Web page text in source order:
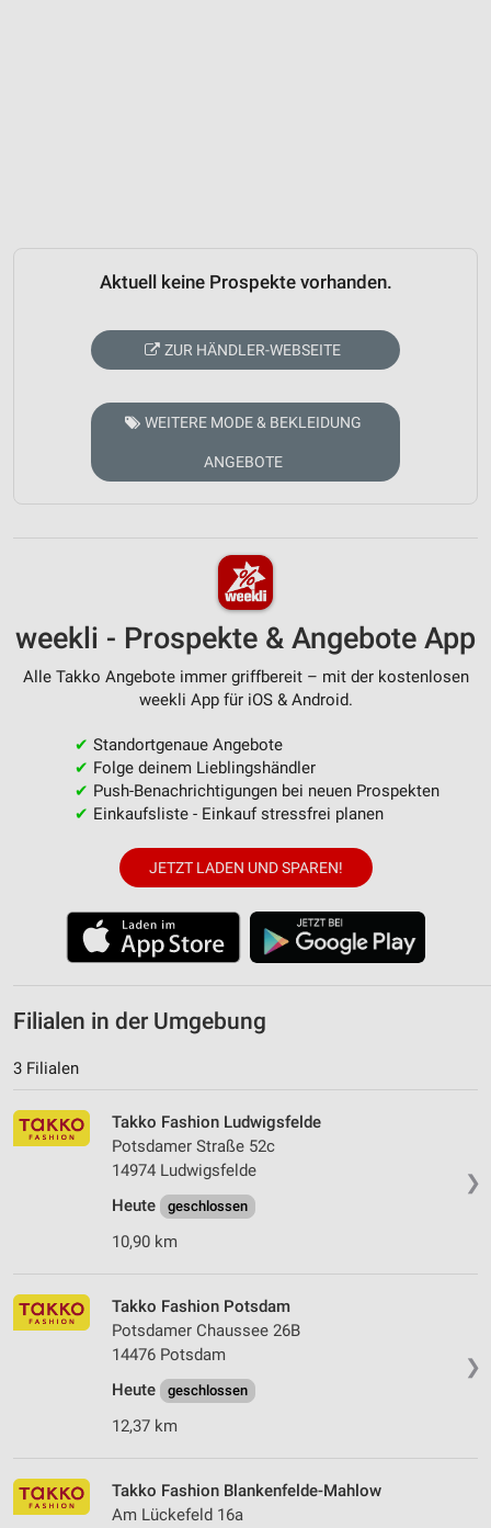
Aktuell keine Prospekte vorhanden.
ZUR HÄNDLER-WEBSEITE
WEITERE MODE & BEKLEIDUNG
ANGEBOTE
weekli - Prospekte & Angebote App
Alle Takko Angebote immer griffbereit – mit der kostenlosen
weekli App für iOS & Android.
✔ Standortgenaue Angebote
✔ Folge deinem Lieblingshändler
✔ Push-Benachrichtigungen bei neuen Prospekten
✔ Einkaufsliste - Einkauf stressfrei planen
JETZT LADEN UND SPAREN!
Filialen in der Umgebung
3 Filialen
❯
Takko Fashion Ludwigsfelde
Potsdamer Straße 52c
14974 Ludwigsfelde
Heute
geschlossen
10,90 km
❯
Takko Fashion Potsdam
Potsdamer Chaussee 26B
14476 Potsdam
Heute
geschlossen
12,37 km
Takko Fashion Blankenfelde-Mahlow
Am Lückefeld 16a